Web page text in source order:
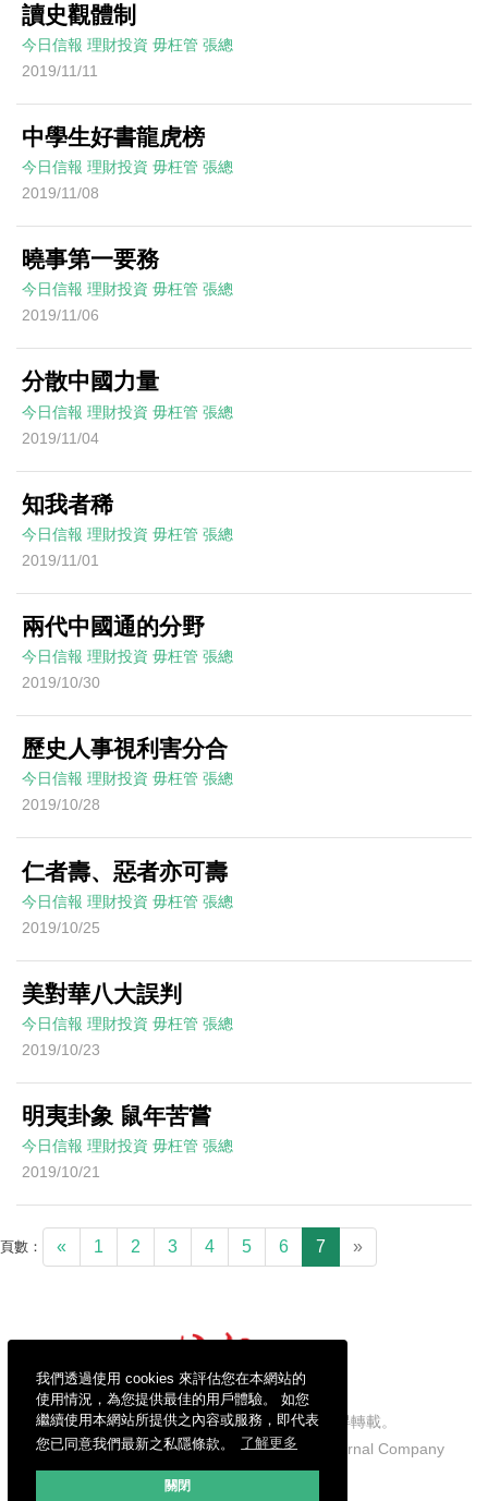
我們透過使用 cookies 來評估您在本網站的
使用情況，為您提供最佳的用戶體驗。 如您
繼續使用本網站所提供之內容或服務，即代表
您已同意我們最新之私隱條款。
了解更多
關閉
讀史觀體制
今日信報 理財投資 毋枉管 張總
2019/11/11
中學生好書龍虎榜
今日信報 理財投資 毋枉管 張總
2019/11/08
曉事第一要務
今日信報 理財投資 毋枉管 張總
2019/11/06
分散中國力量
今日信報 理財投資 毋枉管 張總
2019/11/04
知我者稀
今日信報 理財投資 毋枉管 張總
2019/11/01
兩代中國通的分野
今日信報 理財投資 毋枉管 張總
2019/10/30
歷史人事視利害分合
今日信報 理財投資 毋枉管 張總
2019/10/28
仁者壽、惡者亦可壽
今日信報 理財投資 毋枉管 張總
2019/10/25
美對華八大誤判
今日信報 理財投資 毋枉管 張總
2019/10/23
明夷卦象 鼠年苦嘗
今日信報 理財投資 毋枉管 張總
2019/10/21
頁數： « 1 2 3 4 5 6 7 »
信報財經新聞有限公司版權所有，不得轉載。
Copyright © 2026 Hong Kong Economic Journal Company
Limited. All rights reserved.